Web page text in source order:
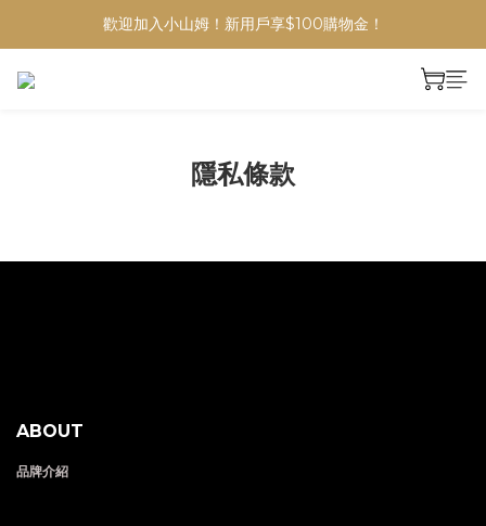
歡迎加入小山姆！新用戶享$100購物金！
隱私條款
ABOUT
品牌介紹